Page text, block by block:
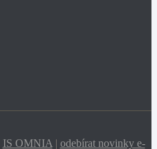
IS OMNIA | odebírat novinky e-